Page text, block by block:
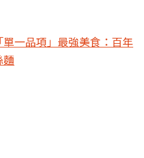
一品項」最強美食：百年
麵